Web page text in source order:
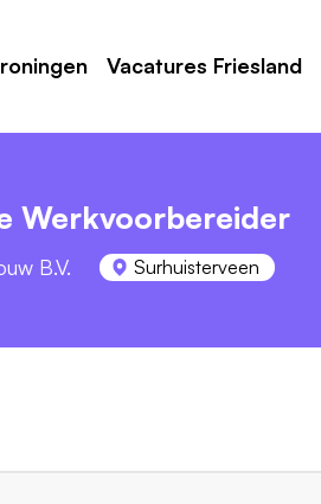
Vacatures Friesland
Werkvoorbereider
B.V. Surhuisterveen